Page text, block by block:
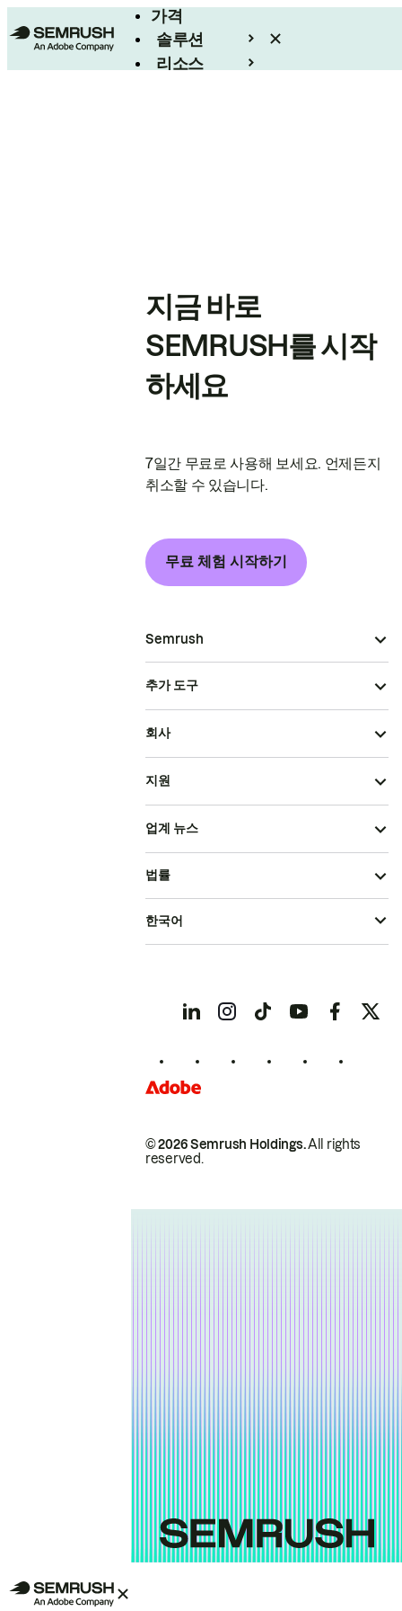
가격
솔루션
리소스
지금 바로
SEMRUSH를 시작
하세요
7일간 무료로 사용해 보세요. 언제든지
취소할 수 있습니다.
무료 체험 시작하기
Semrush
추가 도구
회사
지원
업계 뉴스
© 2026 Semrush Holdings.All rights
reserved.
법률
한국어